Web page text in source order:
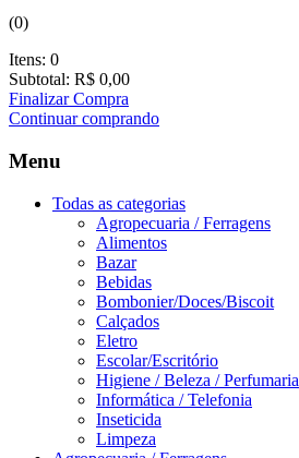
(0)
Itens: 0
Subtotal: R$ 0,00
Finalizar Compra
Continuar comprando
Menu
Todas as categorias
Agropecuaria / Ferragens
Alimentos
Bazar
Bebidas
Bombonier/Doces/Biscoit
Calçados
Eletro
Escolar/Escritório
Higiene / Beleza / Perfumaria
Informática / Telefonia
Inseticida
Limpeza